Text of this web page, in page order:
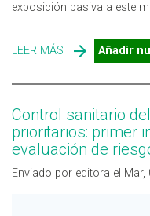
exposición pasiva a este
LEER MÁS SOBRE
PREVENCIÓN
Añadir
Control sanitario
prioritarios: primer
evaluación de
Enviado por editora el